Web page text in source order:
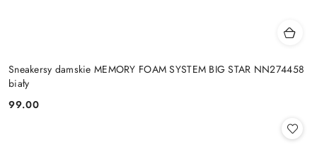
Sneakersy damskie MEMORY FOAM SYSTEM BIG STAR NN274458
biały
Cena:
99.00